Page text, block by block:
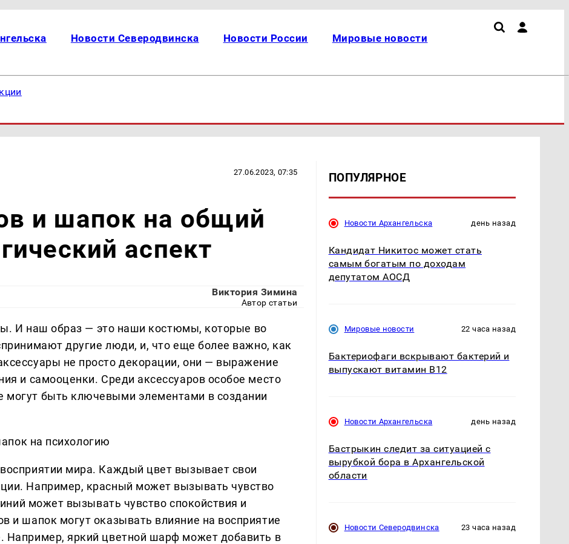
Новости Северодвинска Новости России Мировые новости
27.06.2023, 07:35
и шапок на общий
аспект
Виктория Зимина
Автор статьи
И наш образ — это наши костюмы, которые во
другие люди, и, что еще более важно, как
не просто декорации, они — выражение
и самооценки. Среди аксессуаров особое место
быть ключевыми элементами в создании
на психологию
мира. Каждый цвет вызывает свои
Например, красный может вызывать чувство
может вызывать чувство спокойствия и
и шапок могут оказывать влияние на восприятие
яркий цветной шарф может добавить в
ПОПУЛЯРНОЕ
Новости Архангельска день назад
Кандидат Никитос может стать
самым богатым по доходам
депутатом АОСД
Мировые новости 22 часа назад
Бактериофаги вскрывают бактерий и
выпускают витамин B12
Новости Архангельска день назад
Бастрыкин следит за ситуацией с
вырубкой бора в Архангельской
области
Новости Северодвинска 23 часа назад